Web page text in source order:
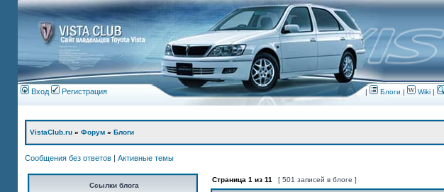
Вход Регистрация | Блоги | Wiki |
VistaClub.ru » Форум » Блоги
Сообщения без ответов | Активные темы
Ссылки блога
Страница 1 из 11 [ 501 записей в блоге ]